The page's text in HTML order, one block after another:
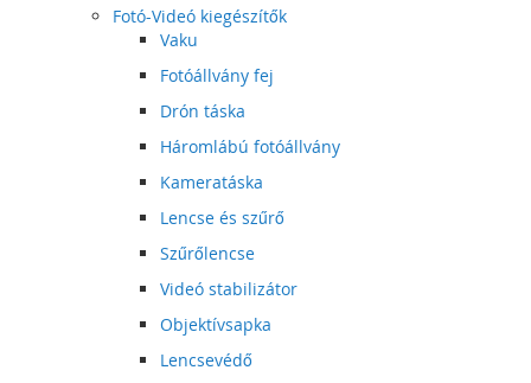
Fotó-Videó kiegészítők
Vaku
Fotóállvány fej
Drón táska
Háromlábú fotóállvány
Kameratáska
Lencse és szűrő
Szűrőlencse
Videó stabilizátor
Objektívsapka
Lencsevédő